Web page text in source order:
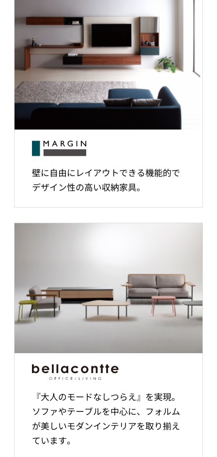
壁に自由にレイアウトできる機能的で
デザイン性の高い収納家具。
『大人のモードなしつらえ』を実現。
ソファやテーブルを中心に、フォルム
が美しいモダンインテリアを取り揃え
ています。